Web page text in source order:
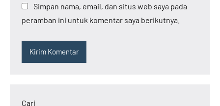
Simpan nama, email, dan situs web saya pada
peramban ini untuk komentar saya berikutnya.
Cari